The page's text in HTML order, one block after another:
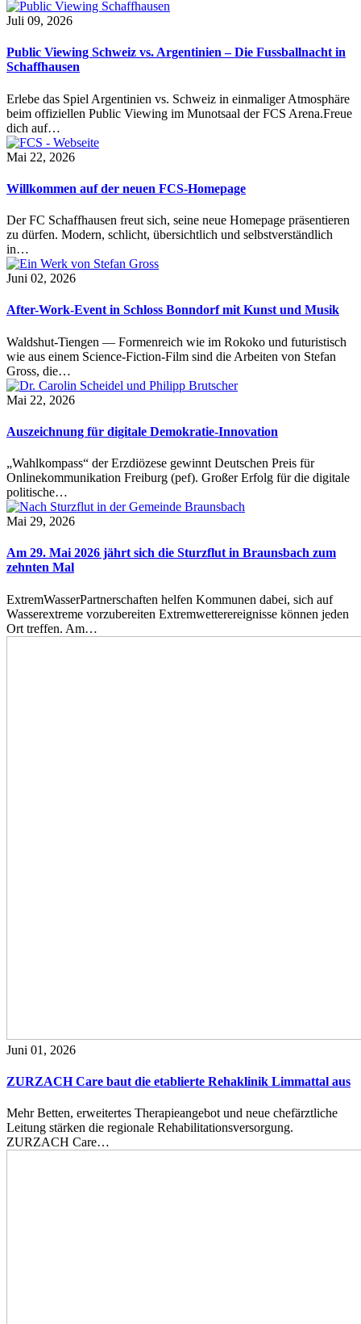
Juli 09, 2026
Public Viewing Schweiz vs. Argentinien – Die Fussballnacht in
Schaffhausen
Erlebe das Spiel Argentinien vs. Schweiz in einmaliger Atmosphäre
beim offiziellen Public Viewing im Munotsaal der FCS Arena.Freue
dich auf…
Mai 22, 2026
Willkommen auf der neuen FCS-Homepage
Der FC Schaffhausen freut sich, seine neue Homepage präsentieren
zu dürfen. Modern, schlicht, übersichtlich und selbstverständlich
in…
Juni 02, 2026
After-Work-Event in Schloss Bonndorf mit Kunst und Musik
Waldshut-Tiengen — Formenreich wie im Rokoko und futuristisch
wie aus einem Science-Fiction-Film sind die Arbeiten von Stefan
Gross, die…
Mai 22, 2026
Auszeichnung für digitale Demokratie-Innovation
„Wahlkompass“ der Erzdiözese gewinnt Deutschen Preis für
Onlinekommunikation Freiburg (pef). Großer Erfolg für die digitale
politische…
Mai 29, 2026
Am 29. Mai 2026 jährt sich die Sturzflut in Braunsbach zum
zehnten Mal
ExtremWasserPartnerschaften helfen Kommunen dabei, sich auf
Wasserextreme vorzubereiten Extremwetterereignisse können jeden
Ort treffen. Am…
Juni 01, 2026
ZURZACH Care baut die etablierte Rehaklinik Limmattal aus
Mehr Betten, erweitertes Therapieangebot und neue chefärztliche
Leitung stärken die regionale Rehabilitationsversorgung.
ZURZACH Care…